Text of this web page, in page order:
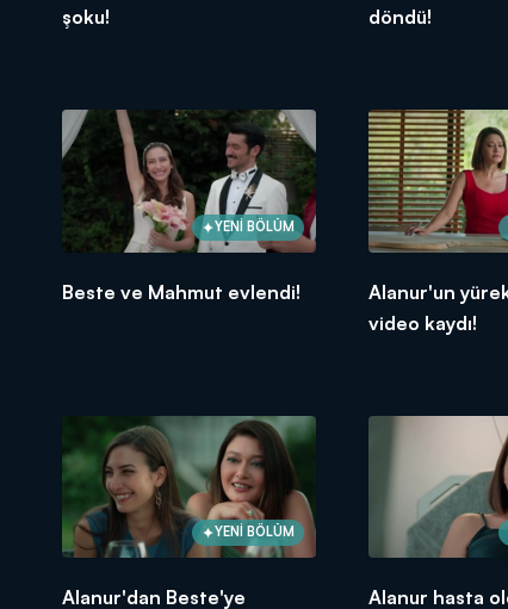
şoku!
döndü!
YENİ BÖLÜM
Beste ve Mahmut evlendi!
Alanur'un
video kaydı!
YENİ BÖLÜM
Alanur'dan Beste'ye
Alanur hasta